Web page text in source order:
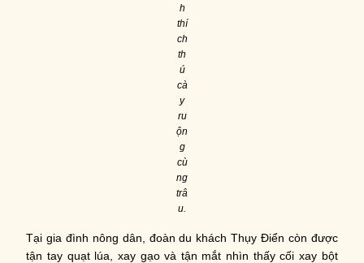
h
thí
ch
th
ú
cà
y
ru
ộn
g
cù
ng
trâ
u.
Tại gia đình nông dân, đoàn du khách Thụy Điển còn được
tận tay quạt lúa, xay gạo và tận mắt nhìn thấy cối xay bột